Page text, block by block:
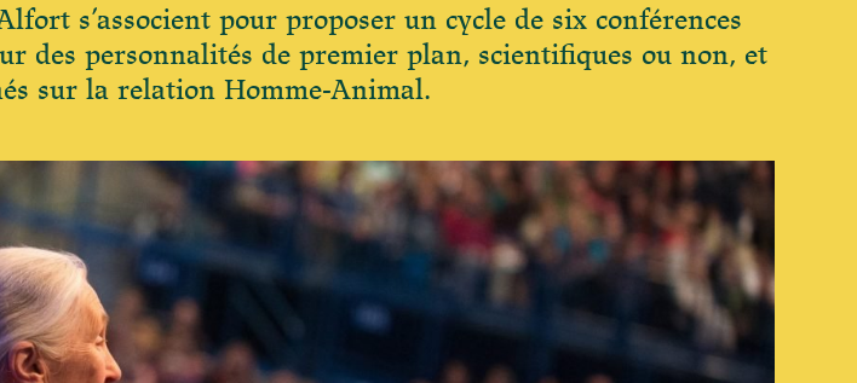
s’associent pour proposer un cycle de six conférences
des personnalités de premier plan, scientifiques ou non, et
sur la relation Homme-Animal.